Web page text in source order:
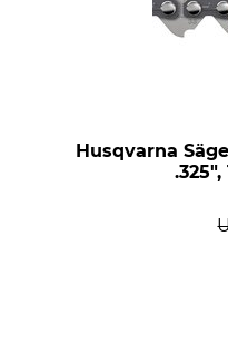
Husqvarna
.325",